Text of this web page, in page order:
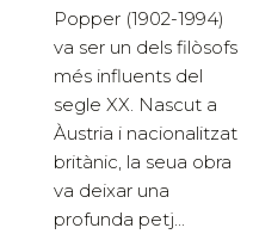
Popper (1902-1994)
va ser un dels filòsofs
més influents del
segle XX. Nascut a
Àustria i nacionalitzat
britànic, la seua obra
va deixar una
profunda petj...